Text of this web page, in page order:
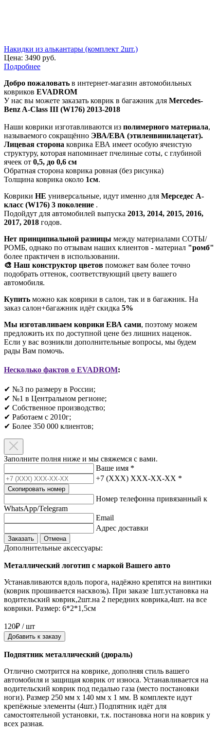
Накидки из алькантары (комплект 2шт.)
Цена: 3490 руб.
Подробнее
Добро пожаловать в интернет-магазин автомобильных
ковриков EVADROM
У нас вы можете заказать коврик в багажник для Mercedes-
Benz A-Class III (W176) 2013-2018
Наши коврики изготавливаются из полимерного материала,
называемого сокращённо ЭВА/ЕВА (этиленвинилацетат).
Лицевая сторона коврика ЕВА имеет особую ячеистую
структуру, которая напоминает пчелиные соты, с глубиной
ячеек от 0,5, до 0,6 см
Обратная сторона коврика ровная (без рисунка)
Толщина коврика около 1см.
Коврики НЕ универсальные, идут именно для Мерседес А-
класс (W176) 3 поколение .
Подойдут для автомобилей выпуска 2013, 2014, 2015, 2016,
2017, 2018 годов.
Нет принципиальной разницы между материалами СОТЫ/
РОМБ, однако по отзывам наших клиентов - материал "ромб"
более практичен в использовании.
🎨 Наш конструктор цветов поможет вам более точно
подобрать оттенок, соответствующий цвету вашего
автомобиля.
Купить можно как коврики в салон, так и в багажник. На
заказ салон+багажник идёт скидка 5%
Мы изготавливаем коврики ЕВА сами, поэтому можем
предложить их по доступной цене без лишних наценок.
Если у вас возникли дополнительные вопросы, мы будем
рады Вам помочь.
Несколько фактов о EVADROM:
✔ №3 по размеру в России;
✔ №1 в Центральном регионе;
✔ Собственное производство;
✔ Работаем с 2010г;
✔ Более 350 000 клиентов;​
Заполните полня ниже и мы свяжемся с вами.
Ваше имя *
+7 (XXX) XXX-XX-XX *
Скопировать номер
Номер телефонна привязанный к
WhatsApp/Telegram
Email
Адрес доставки
Заказать Отмена
Дополнительные аксессуары:
Металлический логотип с маркой Вашего авто
Устанавливаются вдоль порога, надёжно крепятся на винтики
(коврик прошивается насквозь). При заказе 1шт.установка на
водительский коврик,2шт.на 2 передних коврика,4шт. на все
коврики. Размер: 6*2*1,5см
120₽ / шт
Добавить к заказу
Подпятник металлический (дюраль)
Отлично смотрится на коврике, дополняя стиль вашего
автомобиля и защищая коврик от износа. Устанавливается на
водительский коврик под педалью газа (место постановки
ноги). Размер 250 мм x 140 мм x 1 мм. В комплекте идут
крепёжные элементы (4шт.) Подпятник идёт для
самостоятельной установки, т.к. постановка ноги на коврик у
всех разная.